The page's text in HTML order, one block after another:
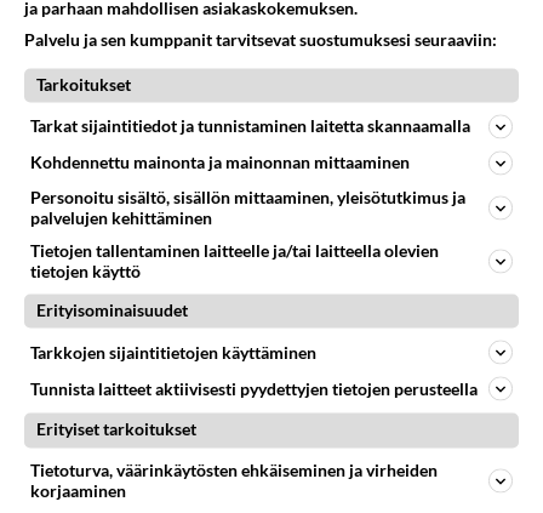
LUETUIMMAT
ja parhaan mahdollisen asiakaskokemuksen.
Palvelu ja sen kumppanit tarvitsevat suostumuksesi seuraaviin:
Tarkoitukset
Tarkat sijaintitiedot ja tunnistaminen laitetta skannaamalla
Kohdennettu mainonta ja mainonnan mittaaminen
Personoitu sisältö, sisällön mittaaminen, yleisötutkimus ja
palvelujen kehittäminen
Tietojen tallentaminen laitteelle ja/tai laitteella olevien
tietojen käyttö
Erityisominaisuudet
Tarkkojen sijaintitietojen käyttäminen
Tunnista laitteet aktiivisesti pyydettyjen tietojen perusteella
Erityiset tarkoitukset
Tietoturva, väärinkäytösten ehkäiseminen ja virheiden
korjaaminen